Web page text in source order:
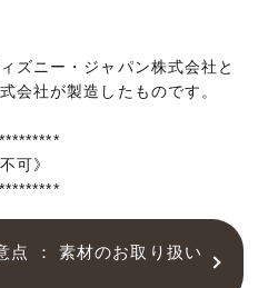
ズニー・ジャパン株式会社と
会社が製造したものです。
可》
点 ： 素材のお取り扱い